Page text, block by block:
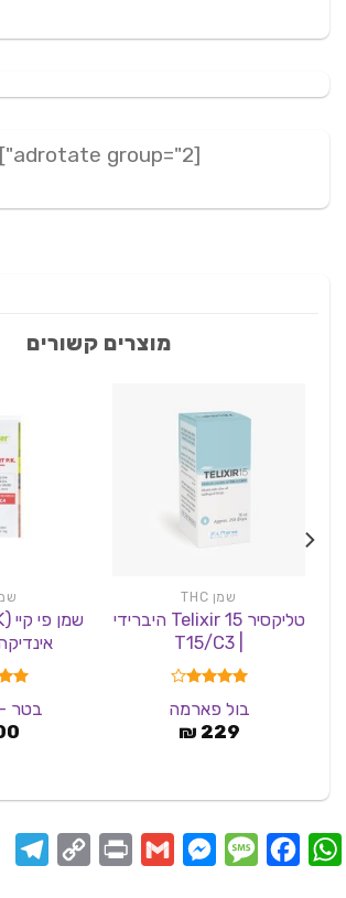
מוצרים קשורים
שמן THC
טליקסיר Telixir 15 היברידי
4.00
מתוך 5
בול פארמה
229
₪
שמן THC
אינדיקה T20/C4
3.25
מתוך 5
בטר - Better
WhatsApp
Facebook
Message
Messenger
Gmail
Print
Copy